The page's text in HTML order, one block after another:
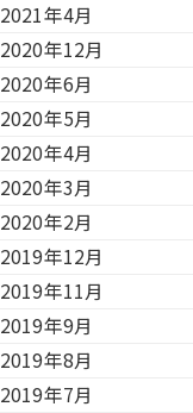
2021年4月
2020年12月
2020年6月
2020年5月
2020年4月
2020年3月
2020年2月
2019年12月
2019年11月
2019年9月
2019年8月
2019年7月